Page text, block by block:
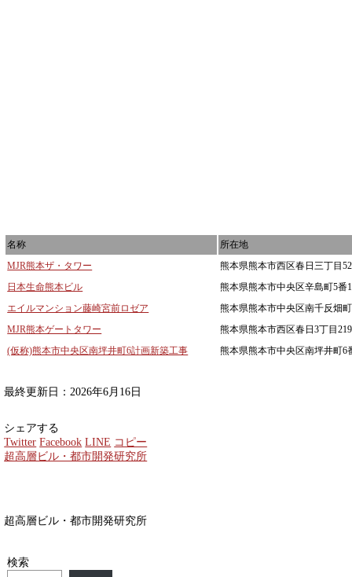
名称
所在地
MJR熊本ザ・タワー
熊本県熊本市西区春日三丁目
日本生命熊本ビル
熊本県熊本市中央区辛島町5番1
エイルマンション藤崎宮前ロゼア
熊本県熊本市中央区南千反畑
MJR熊本ゲートタワー
熊本県熊本市西区春日3丁目
(仮称)熊本市中央区南坪井町6計画新築工事
熊本県熊本市中央区南坪井町6
最終更新日：2026年6月16日
シェアする
Twitter Facebook LINE コピー
超高層ビル・都市開発研究所
超高層ビル・都市開発研究所
検索